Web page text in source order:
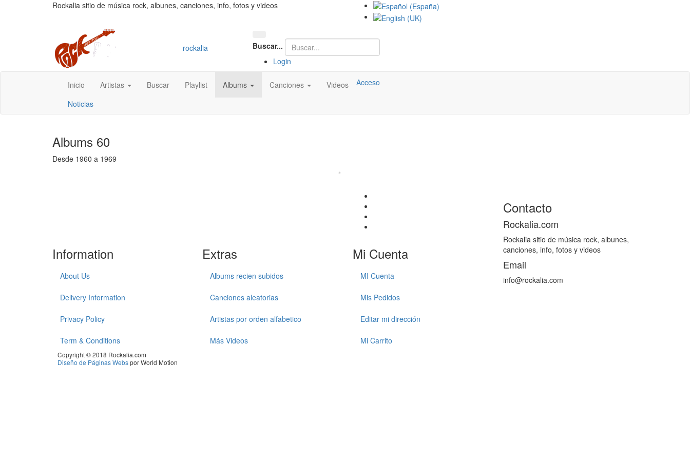
Rockalia sitio de música rock, albunes, canciones, info, fotos y videos
rockalia
Buscar...
Login
Inicio Artistas Buscar Playlist Albums Canciones Videos Acceso
Noticias
Albums 60
Desde 1960 a 1969
Information
About Us
Delivery Information
Privacy Policy
Term & Conditions
Extras
Albums recien subidos
Canciones aleatorias
Artistas por orden alfabetico
Más Videos
Mi Cuenta
MI Cuenta
Mis Pedidos
Editar mi dirección
Mi Carrito
Contacto
Rockalia.com
Rockalia sitio de música rock, albunes,
canciones, info, fotos y videos
Email
info@rockalia.com
Copyright © 2018 Rockalia.com
Diseño de Páginas Webspor World Motion